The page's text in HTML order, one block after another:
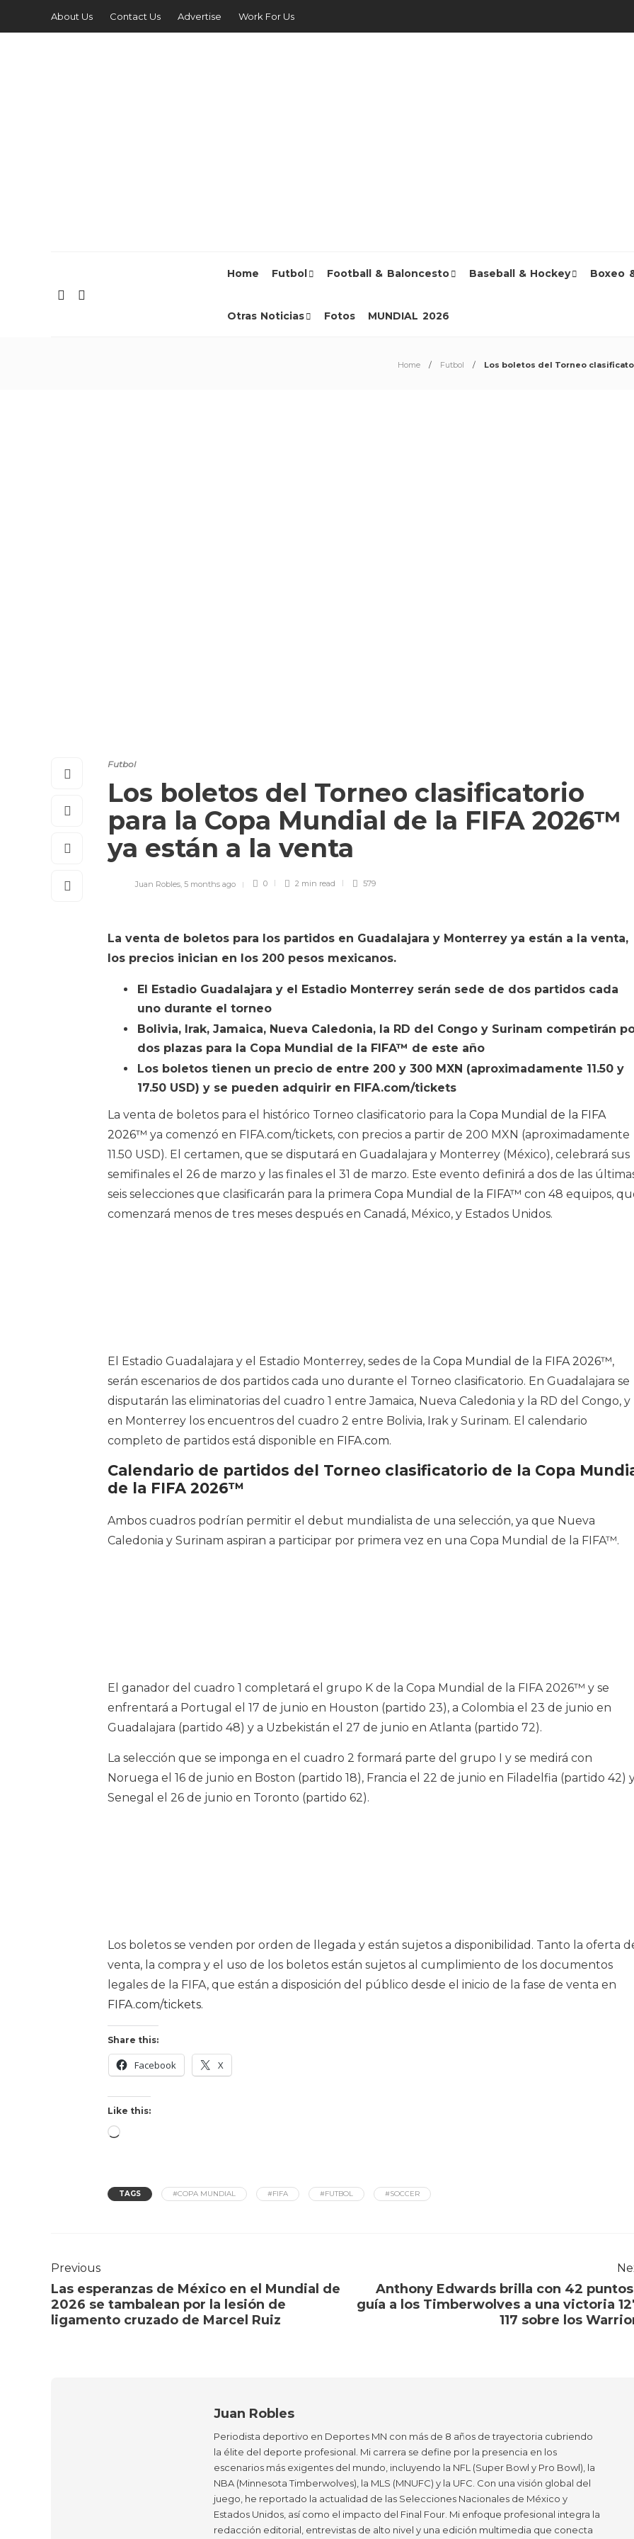
About Us Contact Us Advertise Work For Us
Home Futbol Football & Baloncesto Baseball & Hockey Boxeo
Otras Noticias Fotos MUNDIAL 2026
Home Futbol Los boletos del Torneo
Futbol
Los boletos del Torneo clasificatorio
para la Copa Mundial de la FIFA 2026™
ya están a la venta
Juan Robles 5 months ago 0 2 min read 579
La venta de boletos para los partidos en Guadalajara y Monterrey ya están a la venta,
los precios inician en los 200 pesos mexicanos.
El Estadio Guadalajara y el Estadio Monterrey serán sede de dos partidos cada
uno durante el torneo
Bolivia, Irak, Jamaica, Nueva Caledonia, la RD del Congo y Surinam competirán
dos plazas para la Copa Mundial de la FIFA™ de este año
Los boletos tienen un precio de entre 200 y 300 MXN (aproximadamente 11.50 y
17.50 USD) y se pueden adquirir en FIFA.com/tickets
La venta de boletos para el histórico Torneo clasificatorio para la Copa Mundial de la FIFA
2026™ ya comenzó en FIFA.com/tickets, con precios a partir de 200 MXN (aproximadamente
11.50 USD). El certamen, que se disputará en Guadalajara y Monterrey (México), celebrará sus
semifinales el 26 de marzo y las finales el 31 de marzo. Este evento definirá a dos de las
seis selecciones que clasificarán para la primera Copa Mundial de la FIFA™ con 48 equipos,
comenzará menos de tres meses después en Canadá, México, y Estados Unidos.
El Estadio Guadalajara y el Estadio Monterrey, sedes de la Copa Mundial de la FIFA 2026™,
serán escenarios de dos partidos cada uno durante el Torneo clasificatorio. En Guadalajara se
disputarán las eliminatorias del cuadro 1 entre Jamaica, Nueva Caledonia y la RD del Congo, y
en Monterrey los encuentros del cuadro 2 entre Bolivia, Irak y Surinam. El calendario
completo de partidos está disponible en FIFA.com.
Calendario de partidos del Torneo clasificatorio de la Copa
de la FIFA 2026™
Ambos cuadros podrían permitir el debut mundialista de una selección, ya que Nueva
Caledonia y Surinam aspiran a participar por primera vez en una Copa Mundial de la FIFA™.
El ganador del cuadro 1 completará el grupo K de la Copa Mundial de la FIFA 2026™ y se
enfrentará a Portugal el 17 de junio en Houston (partido 23), a Colombia el 23 de junio en
Guadalajara (partido 48) y a Uzbekistán el 27 de junio en Atlanta (partido 72).
La selección que se imponga en el cuadro 2 formará parte del grupo I y se medirá con
Noruega el 16 de junio en Boston (partido 18), Francia el 22 de junio en Filadelfia (partido 42)
Senegal el 26 de junio en Toronto (partido 62).
Los boletos se venden por orden de llegada y están sujetos a disponibilidad. Tanto la oferta
venta, la compra y el uso de los boletos están sujetos al cumplimiento de los documentos
legales de la FIFA, que están a disposición del público desde el inicio de la fase de venta en
FIFA.com/tickets.
Share this:
Facebook X
Like this:
TAGS #COPA MUNDIAL #FIFA #FUTBOL #SOCCER
Previous
Las esperanzas de México en el Mundial de
2026 se tambalean por la lesión de
ligamento cruzado de Marcel Ruiz
Anthony Edwards brilla con 42
guía a los Timberwolves a una victoria
117 sobre los
Juan Robles
Periodista deportivo en Deportes MN con más de 8 años de trayectoria cubriendo
la élite del deporte profesional. Mi carrera se define por la presencia en los
escenarios más exigentes del mundo, incluyendo la NFL (Super Bowl y Pro Bowl), la
NBA (Minnesota Timberwolves), la MLS (MNUFC) y la UFC. Con una visión global del
juego, he reportado la actualidad de las Selecciones Nacionales de México y
Estados Unidos, así como el impacto del Final Four. Mi enfoque profesional integra la
redacción editorial, entrevistas de alto nivel y una edición multimedia que conecta